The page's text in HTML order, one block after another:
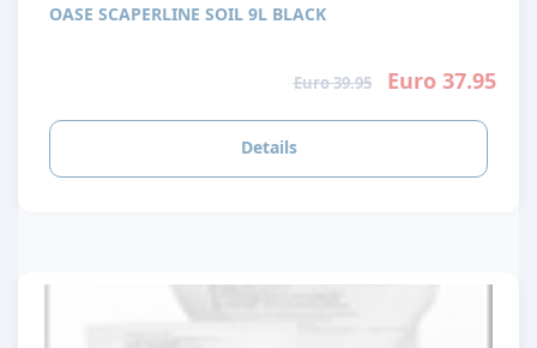
OASE SCAPERLINE SOIL 9L BLACK
Euro 39.95 Euro 37.95
Details